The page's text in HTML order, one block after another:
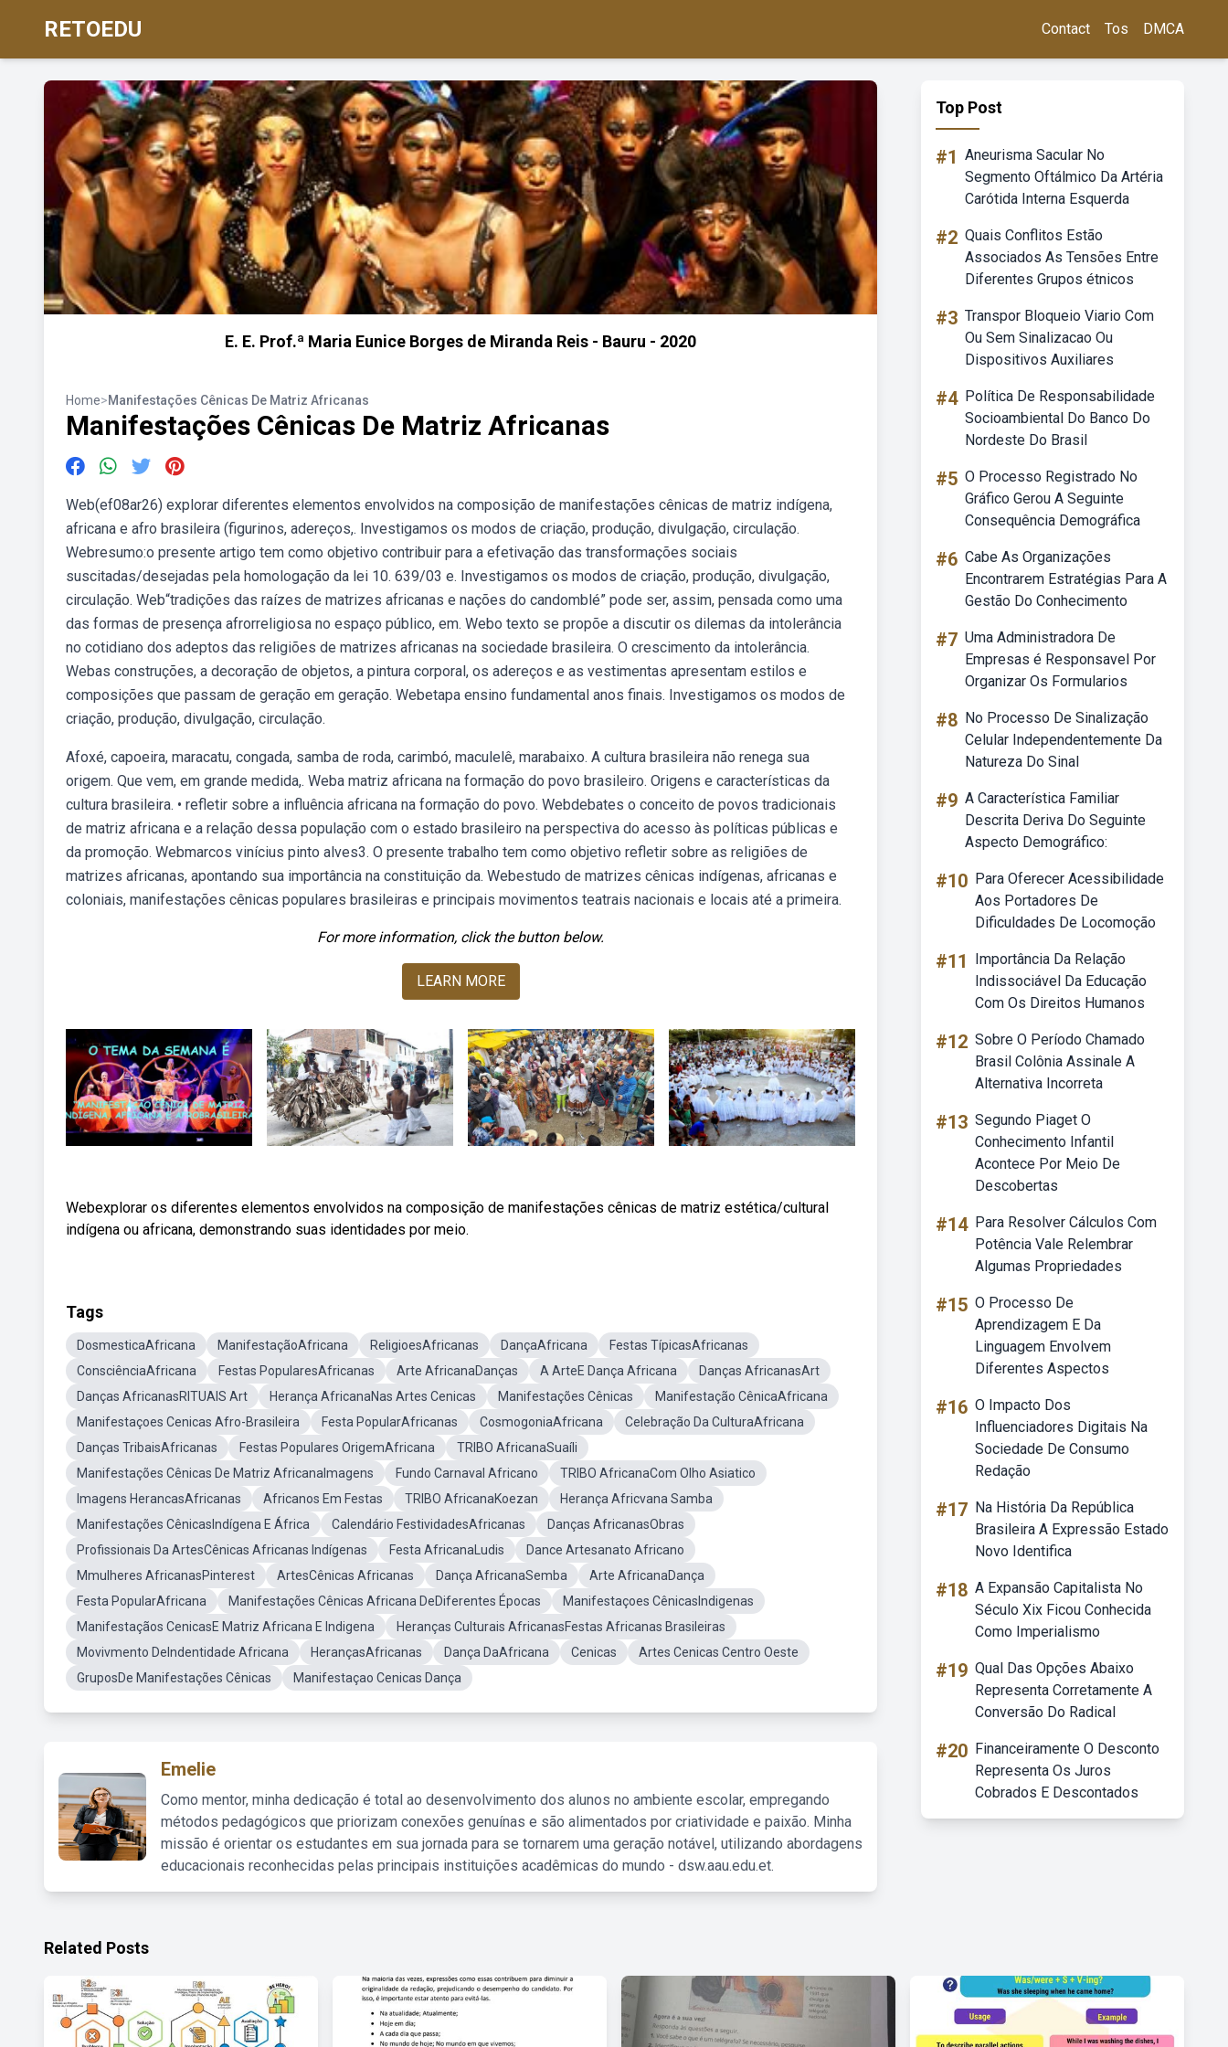
RETOEDU Contact Tos DMCA
E. E. Prof.ª Maria Eunice Borges de Miranda Reis - Bauru - 2020
Home>Manifestações Cênicas De Matriz Africanas
Manifestações Cênicas De Matriz Africanas
Web(ef08ar26) explorar diferentes elementos envolvidos na composição de manifestações cênicas de matriz indígena,
africana e afro brasileira (figurinos, adereços,. Investigamos os modos de criação, produção, divulgação, circulação.
Webresumo:o presente artigo tem como objetivo contribuir para a efetivação das transformações sociais
suscitadas/desejadas pela homologação da lei 10. 639/03 e. Investigamos os modos de criação, produção, divulgação,
circulação. Web“tradições das raízes de matrizes africanas e nações do candomblé” pode ser, assim, pensada como uma
das formas de presença afrorreligiosa no espaço público, em. Webo texto se propõe a discutir os dilemas da intolerância
no cotidiano dos adeptos das religiões de matrizes africanas na sociedade brasileira. O crescimento da intolerância.
Webas construções, a decoração de objetos, a pintura corporal, os adereços e as vestimentas apresentam estilos e
composições que passam de geração em geração. Webetapa ensino fundamental anos finais. Investigamos os modos de
criação, produção, divulgação, circulação.
Afoxé, capoeira, maracatu, congada, samba de roda, carimbó, maculelê, marabaixo. A cultura brasileira não renega sua
origem. Que vem, em grande medida,. Weba matriz africana na formação do povo brasileiro. Origens e características da
cultura brasileira. • refletir sobre a influência africana na formação do povo. Webdebates o conceito de povos tradicionais
de matriz africana e a relação dessa população com o estado brasileiro na perspectiva do acesso às políticas públicas e
da promoção. Webmarcos vinícius pinto alves3. O presente trabalho tem como objetivo refletir sobre as religiões de
matrizes africanas, apontando sua importância na constituição da. Webestudo de matrizes cênicas indígenas, africanas e
coloniais, manifestações cênicas populares brasileiras e principais movimentos teatrais nacionais e locais até a primeira.
For more information, click the button below.
LEARN MORE
Webexplorar os diferentes elementos envolvidos na composição de manifestações cênicas de matriz estética/cultural
indígena ou africana, demonstrando suas identidades por meio.
Tags
DosmesticaAfricana ManifestaçãoAfricana ReligioesAfricanas DançaAfricana
Festas TípicasAfricanas
ConsciênciaAfricana
Festas PopularesAfricanas Arte AfricanaDanças A ArteE Dança Africana
Danças AfricanasArt
Danças AfricanasRITUAIS Art
Herança AfricanaNas Artes Cenicas Manifestações Cênicas
Manifestação CênicaAfricana
Manifestaçoes Cenicas Afro-Brasileira
Festa PopularAfricanas CosmogoniaAfricana
Celebração Da CulturaAfricana
Danças TribaisAfricanas
Festas Populares OrigemAfricana
TRIBO AfricanaSuaíli
Manifestações Cênicas De Matriz AfricanaImagens
Fundo Carnaval Africano
TRIBO AfricanaCom Olho Asiatico
Imagens HerancasAfricanas
Africanos Em Festas TRIBO AfricanaKoezan
Herança Africvana Samba
Manifestações CênicasIndígena E África
Calendário FestividadesAfricanas
Danças AfricanasObras
Profissionais Da ArtesCênicas Africanas Indígenas
Festa AfricanaLudis
Dance Artesanato Africano
Mmulheres AfricanasPinterest
ArtesCênicas Africanas Dança AfricanaSemba
Arte AfricanaDança
Festa PopularAfricana
Manifestações Cênicas Africana DeDiferentes Épocas
Manifestaçoes CênicasIndigenas
Manifestaçãos CenicasE Matriz Africana E Indigena
Heranças Culturais AfricanasFestas Africanas Brasileiras
Movivmento DeIndentidade Africana
HerançasAfricanas Dança DaAfricana Cenicas
Artes Cenicas Centro Oeste
GruposDe Manifestações Cênicas
Manifestaçao Cenicas Dança
Emelie
Como mentor, minha dedicação é total ao desenvolvimento dos alunos no ambiente escolar, empregando
métodos pedagógicos que priorizam conexões genuínas e são alimentados por criatividade e paixão. Minha
missão é orientar os estudantes em sua jornada para se tornarem uma geração notável, utilizando abordagens
educacionais reconhecidas pelas principais instituições acadêmicas do mundo - dsw.aau.edu.et.
Top Post
#1 Aneurisma Sacular No
Segmento Oftálmico Da Artéria
Carótida Interna Esquerda
#2 Quais Conflitos Estão
Associados As Tensões Entre
Diferentes Grupos étnicos
#3 Transpor Bloqueio Viario Com
Ou Sem Sinalizacao Ou
Dispositivos Auxiliares
#4 Política De Responsabilidade
Socioambiental Do Banco Do
Nordeste Do Brasil
#5 O Processo Registrado No
Gráfico Gerou A Seguinte
Consequência Demográfica
#6 Cabe As Organizações
Encontrarem Estratégias Para A
Gestão Do Conhecimento
#7 Uma Administradora De
Empresas é Responsavel Por
Organizar Os Formularios
#8 No Processo De Sinalização
Celular Independentemente Da
Natureza Do Sinal
#9 A Característica Familiar
Descrita Deriva Do Seguinte
Aspecto Demográfico:
#10 Para Oferecer Acessibilidade
Aos Portadores De
Dificuldades De Locomoção
#11
Importância Da Relação
Indissociável Da Educação
Com Os Direitos Humanos
#12 Sobre O Período Chamado
Brasil Colônia Assinale A
Alternativa Incorreta
#13 Segundo Piaget O
Conhecimento Infantil
Acontece Por Meio De
Descobertas
#14 Para Resolver Cálculos Com
Potência Vale Relembrar
Algumas Propriedades
#15 O Processo De
Aprendizagem E Da
Linguagem Envolvem
Diferentes Aspectos
#16 O Impacto Dos
Influenciadores Digitais Na
Sociedade De Consumo
Redação
#17 Na História Da República
Brasileira A Expressão Estado
Novo Identifica
#18 A Expansão Capitalista No
Século Xix Ficou Conhecida
Como Imperialismo
#19 Qual Das Opções Abaixo
Representa Corretamente A
Conversão Do Radical
#20 Financeiramente O Desconto
Representa Os Juros
Cobrados E Descontados
Related Posts